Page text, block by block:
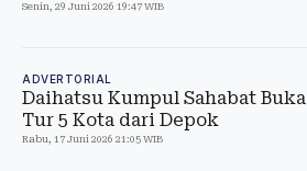
Senin, 29 Juni 2026 19:47 WIB
ADVERTORIAL
Daihatsu Kumpul Sahabat Buka
Tur 5 Kota dari Depok
Rabu, 17 Juni 2026 21:05 WIB